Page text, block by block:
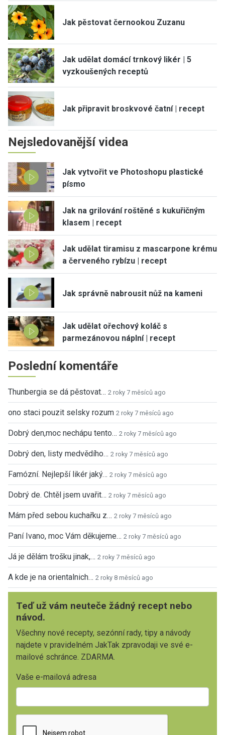
Jak pěstovat černookou Zuzanu
Jak udělat domácí trnkový likér | 5
vyzkoušených receptů
Jak připravit broskvové čatní | recept
Nejsledovanější videa
Jak vytvořit ve Photoshopu plastické
písmo
Jak na grilování roštěné s kukuřičným
klasem | recept
Jak udělat tiramisu z mascarpone krému
a červeného rybízu | recept
Jak správně nabrousit nůž na kameni
Jak udělat ořechový koláč s
parmezánovou náplní | recept
Poslední komentáře
Thunbergia se dá pěstovat… 2 roky 7 měsíců ago
ono staci pouzit selsky rozum 2 roky 7 měsíců ago
Dobrý den,moc nechápu tento… 2 roky 7 měsíců ago
Dobrý den, listy medvědího… 2 roky 7 měsíců ago
Famózní. Nejlepší likér jaký… 2 roky 7 měsíců ago
Dobrý de. Chtěl jsem uvařit… 2 roky 7 měsíců ago
Mám před sebou kuchařku z… 2 roky 7 měsíců ago
Paní Ivano, moc Vám děkujeme… 2 roky 7 měsíců ago
Já je dělám trošku jinak,… 2 roky 7 měsíců ago
A kde je na orientalnich… 2 roky 8 měsíců ago
Teď už vám neuteče žádný recept nebo
návod.
Všechny nové recepty, sezónní rady, tipy a návody
najdete v pravidelném JakTak zpravodaji ve své e-
mailové schránce. ZDARMA.
Vaše e-mailová adresa